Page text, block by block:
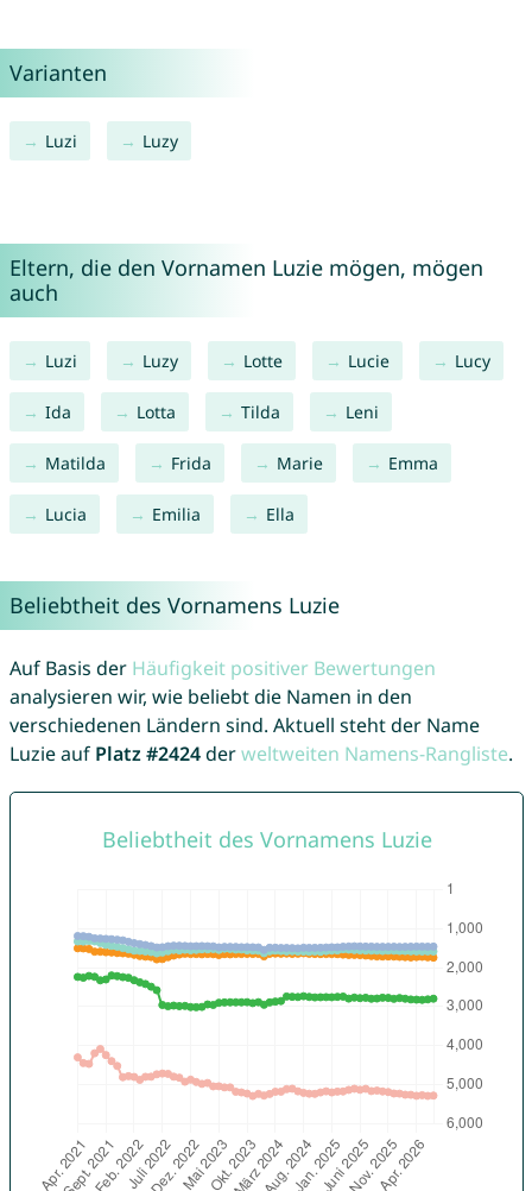
Varianten
Luzi Luzy
Eltern, die den Vornamen Luzie mögen, mögen
auch
Luzi Luzy Lotte Lucie Lucy
Ida Lotta Tilda Leni
Matilda Frida Marie Emma
Lucia Emilia Ella
Beliebtheit des Vornamens Luzie
Auf Basis der Häufigkeit positiver Bewertungen
analysieren wir, wie beliebt die Namen in den
verschiedenen Ländern sind. Aktuell steht der Name
Luzie auf Platz #2424derweltweiten Namens-Rangliste.